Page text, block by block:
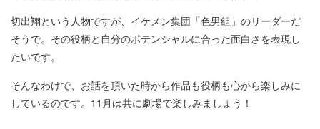
切出翔という人物ですが、イケメン集団「色男組」のリーダーだ
そうで。その役柄と自分のポテンシャルに合った面白さを表現し
たいです。
そんなわけで、お話を頂いた時から作品も役柄も心から楽しみに
しているのです。11月は共に劇場で楽しみましょう！